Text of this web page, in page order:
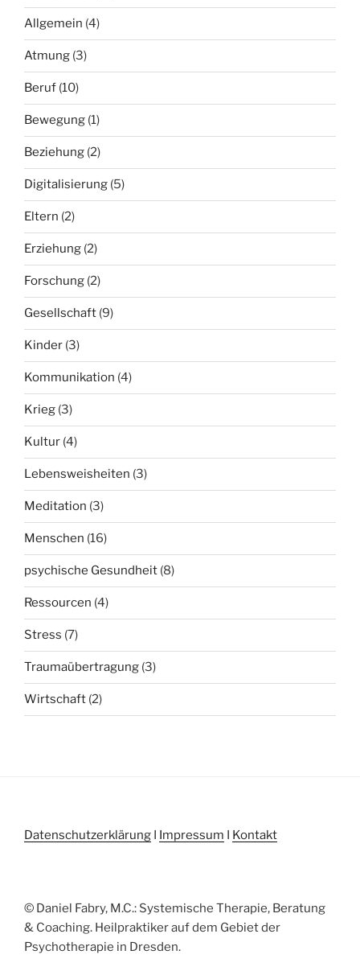
Allgemein (4)
Atmung (3)
Beruf (10)
Bewegung (1)
Beziehung (2)
Digitalisierung (5)
Eltern (2)
Erziehung (2)
Forschung (2)
Gesellschaft (9)
Kinder (3)
Kommunikation (4)
Krieg (3)
Kultur (4)
Lebensweisheiten (3)
Meditation (3)
Menschen (16)
psychische Gesundheit (8)
Ressourcen (4)
Stress (7)
Traumaübertragung (3)
Wirtschaft (2)
Datenschutzerklärung I Impressum I Kontakt
© Daniel Fabry, M.C.: Systemische Therapie, Beratung
& Coaching. Heilpraktiker auf dem Gebiet der
Psychotherapie in Dresden.